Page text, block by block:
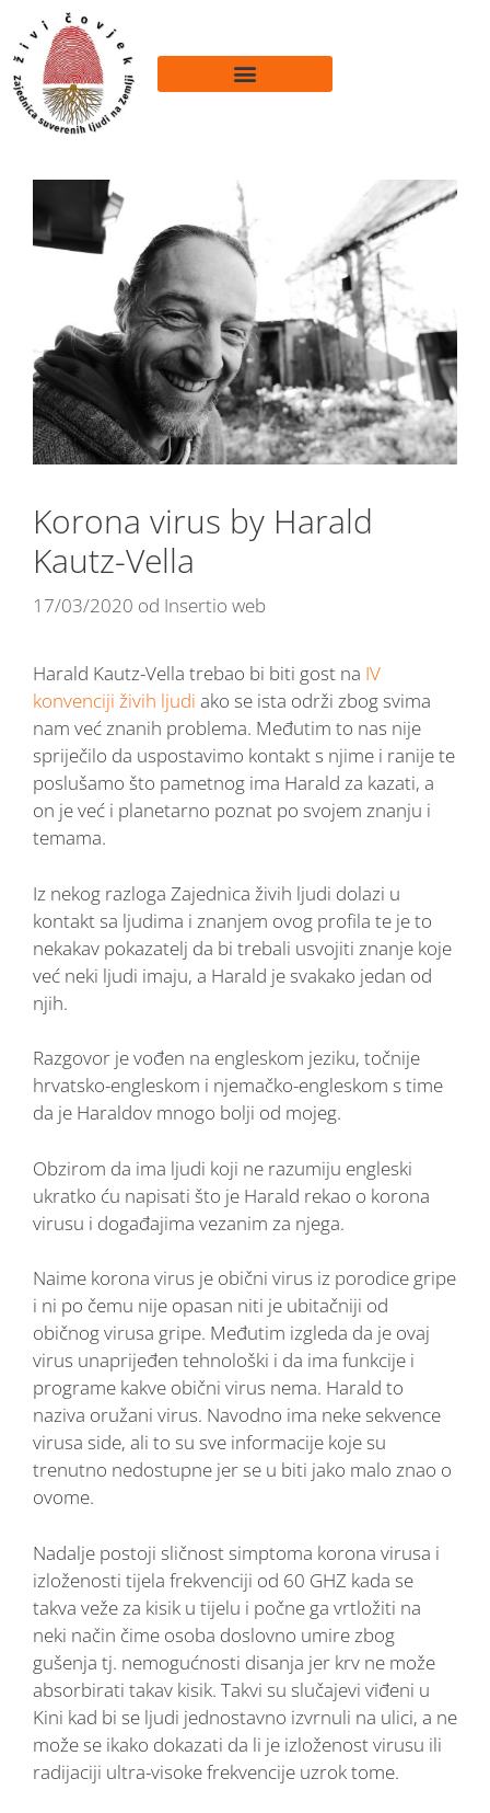
Korona virus by Harald
Kautz-Vella
17/03/2020 od Insertio web
Harald Kautz-Vella trebao bi biti gost na IV
konvenciji živih ljudi ako se ista održi zbog svima
nam već znanih problema. Međutim to nas nije
spriječilo da uspostavimo kontakt s njime i ranije te
poslušamo što pametnog ima Harald za kazati, a
on je već i planetarno poznat po svojem znanju i
temama.
Iz nekog razloga Zajednica živih ljudi dolazi u
kontakt sa ljudima i znanjem ovog profila te je to
nekakav pokazatelj da bi trebali usvojiti znanje koje
već neki ljudi imaju, a Harald je svakako jedan od
njih.
Razgovor je vođen na engleskom jeziku, točnije
hrvatsko-engleskom i njemačko-engleskom s time
da je Haraldov mnogo bolji od mojeg.
Obzirom da ima ljudi koji ne razumiju engleski
ukratko ću napisati što je Harald rekao o korona
virusu i događajima vezanim za njega.
Naime korona virus je obični virus iz porodice gripe
i ni po čemu nije opasan niti je ubitačniji od
običnog virusa gripe. Međutim izgleda da je ovaj
virus unaprijeđen tehnološki i da ima funkcije i
programe kakve obični virus nema. Harald to
naziva oružani virus. Navodno ima neke sekvence
virusa side, ali to su sve informacije koje su
trenutno nedostupne jer se u biti jako malo znao o
ovome.
Nadalje postoji sličnost simptoma korona virusa i
izloženosti tijela frekvenciji od 60 GHZ kada se
takva veže za kisik u tijelu i počne ga vrtložiti na
neki način čime osoba doslovno umire zbog
gušenja tj. nemogućnosti disanja jer krv ne može
absorbirati takav kisik. Takvi su slučajevi viđeni u
Kini kad bi se ljudi jednostavno izvrnuli na ulici, a ne
može se ikako dokazati da li je izloženost virusu ili
radijaciji ultra-visoke frekvencije uzrok tome.